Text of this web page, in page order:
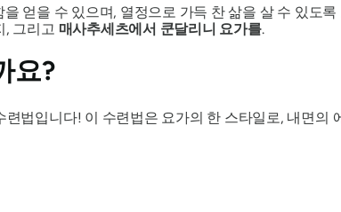
얻을 수 있으며, 열정으로 가득 찬 삶을 살 수 있도록
, 그리고 매사추세츠에서 쿤달리니 요가를.
요?
법입니다! 이 수련법은 요가의 한 스타일로, 내면의